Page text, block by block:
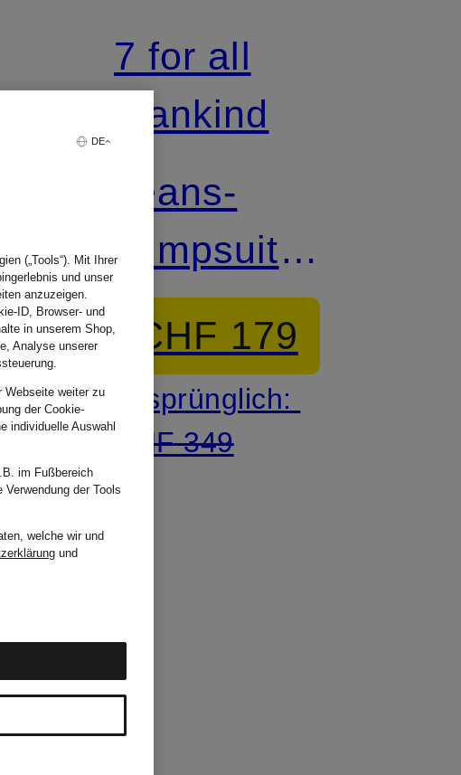
7 for all
mankind
Jeans-
Jumpsuit
DOUBLE
CHF 179
Ursprünglich:
CHF 349
DE
(„Tools“). Mit Ihrer
und unser
anzuzeigen.
ID, Browser- und
in unserem Shop,
Analyse unserer
Webseite weiter zu
der Cookie-
individuelle Auswahl
im Fußbereich
der Tools
welche wir und
und